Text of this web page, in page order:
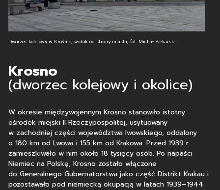
Dworzec kolejowy w Krośnie, widok od strony miasta, fot. Michał Piekarski
Krosno
(dworzec kolejowy i okolice)
W okresie międzywojennym Krosno stanowiło istotny
ośrodek miejski II Rzeczypospolitej, usytuowany
w zachodniej części województwa lwowskiego, oddalony
o 180 km od Lwowa i 155 km od Krakowa. Przed 1939 r.
zamieszkiwało w nim około 18 tysięcy osób. Po napaści
Niemiec na Polskę, Krosno zostało włączone
do Generalnego Gubernatorstwa jako część Distrikt Krakau i
pozostawało pod niemiecką okupacją w latach 1939–1944.